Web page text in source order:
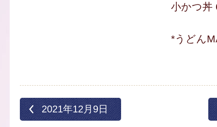
小かつ丼
*うどん
2021年12月9日